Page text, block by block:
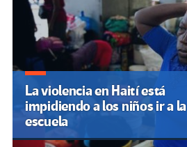
La violencia en Haití está
impidiendo a los niños ir a la
escuela